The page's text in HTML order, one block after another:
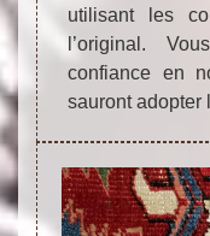
utilisant les
l’original.
confiance en
sauront adopter